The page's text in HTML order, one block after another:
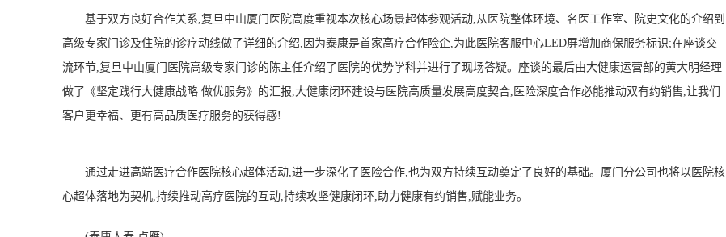
基于双方良好合作关系,复旦中山厦门医院高度重视本次核心场景超体参观活动,从医院整体环境、名医工作室、院史文化的介绍到
高级专家门诊及住院的诊疗动线做了详细的介绍,因为泰康是首家高疗合作险企,为此医院客服中心LED屏增加商保服务标识;在座谈交
流环节,复旦中山厦门医院高级专家门诊的陈主任介绍了医院的优势学科并进行了现场答疑。座谈的最后由大健康运营部的黄大明经理
做了《坚定践行大健康战略 做优服务》的汇报,大健康闭环建设与医院高质量发展高度契合,医险深度合作必能推动双有约销售,让我们
客户更幸福、更有高品质医疗服务的获得感!
通过走进高端医疗合作医院核心超体活动,进一步深化了医险合作,也为双方持续互动奠定了良好的基础。厦门分公司也将以医院核
心超体落地为契机,持续推动高疗医院的互动,持续攻坚健康闭环,助力健康有约销售,赋能业务。